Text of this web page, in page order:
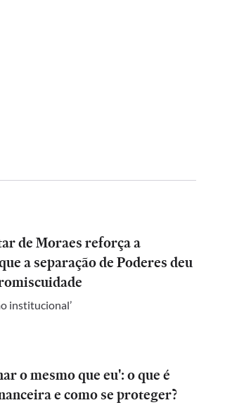
de Moraes reforça a
a separação de Poderes deu
institucional’
o mesmo que eu': o que é
e como se proteger?